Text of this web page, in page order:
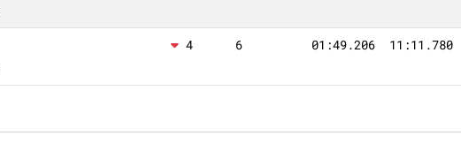
4 6 01:49.206 11:11.780